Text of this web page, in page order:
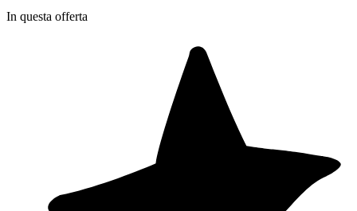
In questa offerta